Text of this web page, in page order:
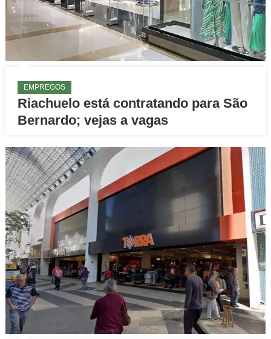
EMPREGOS
Riachuelo está contratando para São
Bernardo; vejas a vagas